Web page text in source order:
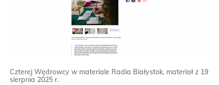
Czterej Wędrowcy w materiale Radia Białystok, materiał z 19
sierpnia 2025 r.